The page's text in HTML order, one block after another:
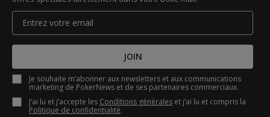
JOIN
Je souhaite m’abonner aux newsletters et aux communications
marketing de PokerNews et de ses partenaires commerciaux.
J’ai lu et j’accepte les Conditions générales et j’ai lu et compris la
Politique de confidentialité.